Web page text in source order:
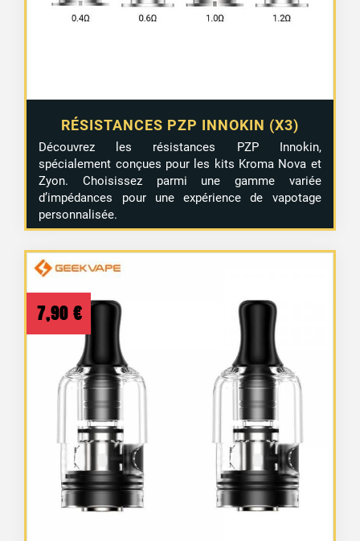
1 avis
RÉSISTANCES PZP INNOKIN (X3)
Découvrez les résistances PZP Innokin,
spécialement conçues pour les kits Kroma Nova et
Zyon. Choisissez parmi une gamme variée
d’impédances pour une expérience de vapotage
personnalisée.
7,90 €